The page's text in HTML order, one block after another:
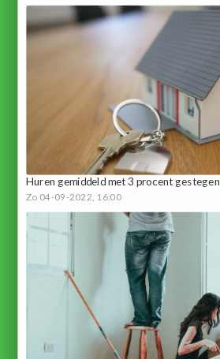
Huren gemiddeld met 3 procent gestegen
Zo 04-09-2022, 16:00